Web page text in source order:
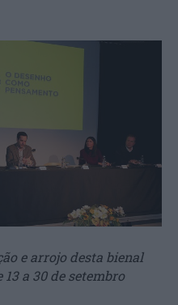
e arrojo desta bienal
a 30 de setembro